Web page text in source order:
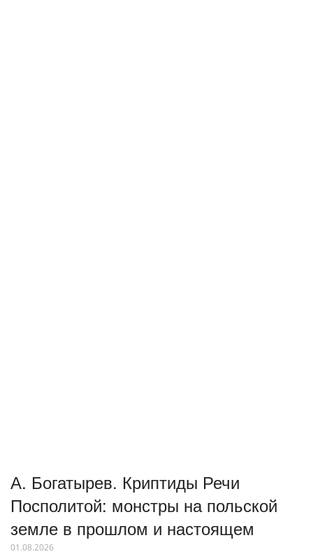
А. Богатырев. Криптиды Речи
Посполитой: монстры на польской
земле в прошлом и настоящем
01.08.2026